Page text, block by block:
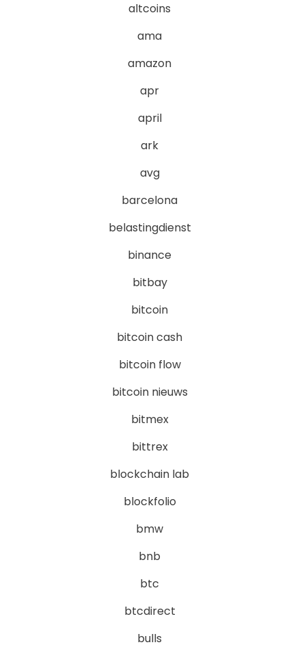
altcoins
ama
amazon
apr
april
ark
avg
barcelona
belastingdienst
binance
bitbay
bitcoin
bitcoin cash
bitcoin flow
bitcoin nieuws
bitmex
bittrex
blockchain lab
blockfolio
bmw
bnb
btc
btcdirect
bulls